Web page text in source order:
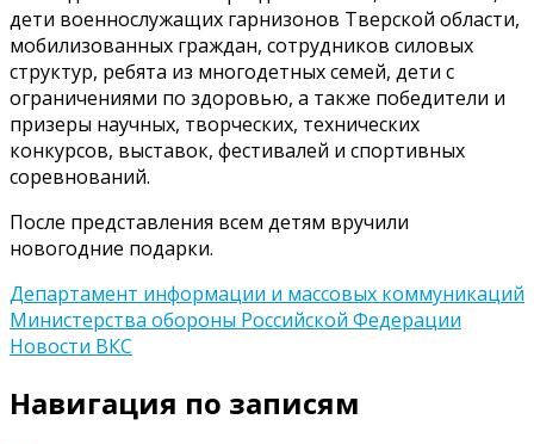
дети военнослужащих гарнизонов Тверской области,
мобилизованных граждан, сотрудников силовых
структур, ребята из многодетных семей, дети с
ограничениями по здоровью, а также победители и
призеры научных, творческих, технических
конкурсов, выставок, фестивалей и спортивных
соревнований.
После представления всем детям вручили
новогодние подарки.
Департамент информации и массовых коммуникаций
Министерства обороны Российской Федерации
Новости ВКС
Навигация по записям